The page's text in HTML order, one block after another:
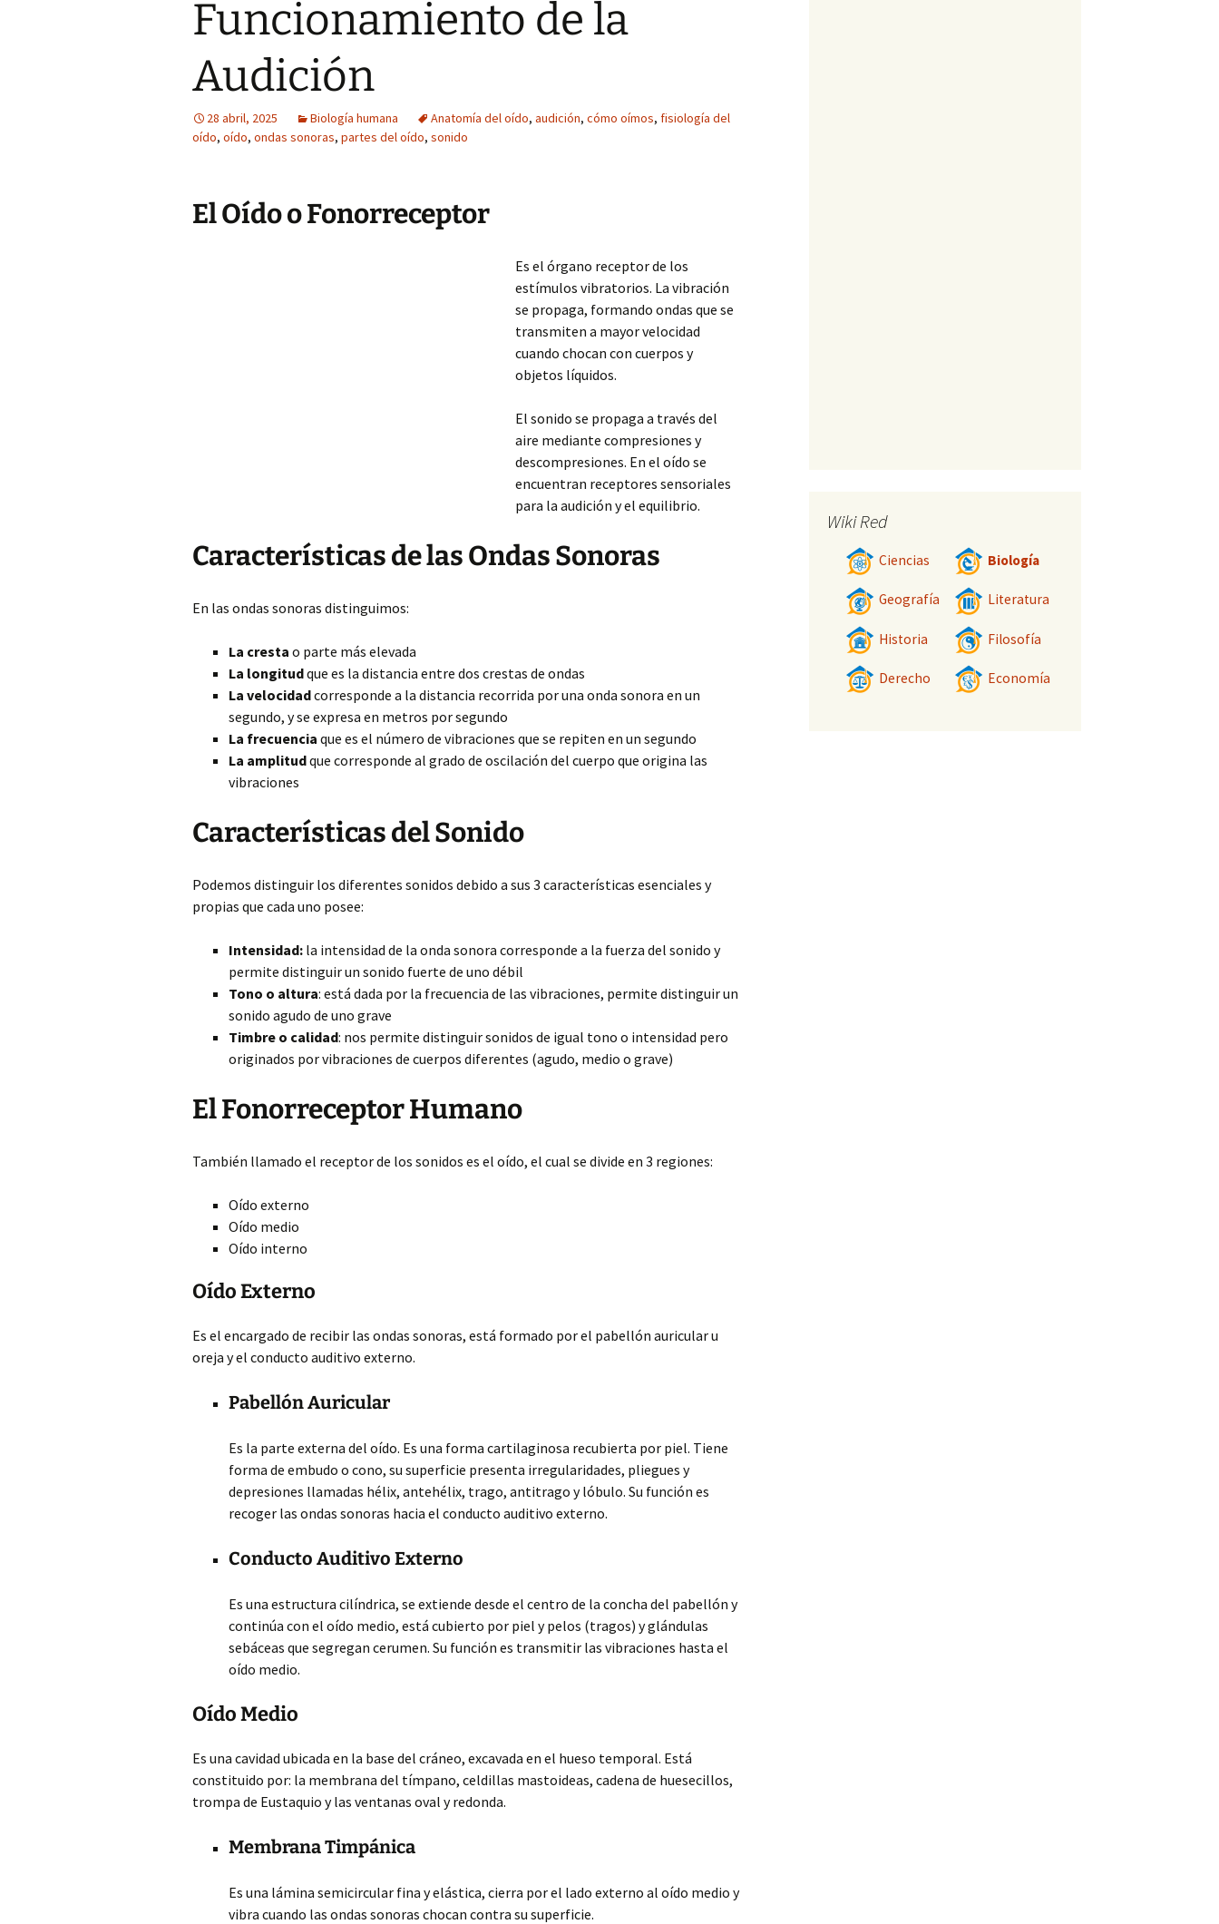
Funcionamiento de la
Audición
28 abril, 2025 Biología humana Anatomía del oído, audición, cómo oímos, fisiología del
oído, oído, ondas sonoras, partes del oído, sonido
El Oído o Fonorreceptor
Es el órgano receptor de los
estímulos vibratorios. La vibración
se propaga, formando ondas que se
transmiten a mayor velocidad
cuando chocan con cuerpos y
objetos líquidos.
El sonido se propaga a través del
aire mediante compresiones y
descompresiones. En el oído se
encuentran receptores sensoriales
para la audición y el equilibrio.
Características de las Ondas Sonoras
En las ondas sonoras distinguimos:
La cresta o parte más elevada
La longitudque es la distancia entre dos crestas de ondas
La velocidadcorresponde a la distancia recorrida por una onda sonora en un
segundo, y se expresa en metros por segundo
La frecuencia que es el número de vibraciones que se repiten en un segundo
La amplitudque corresponde al grado de oscilación del cuerpo que origina las
vibraciones
Características del Sonido
Podemos distinguir los diferentes sonidos debido a sus 3 características esenciales y
propias que cada uno posee:
Intensidad: la intensidad de la onda sonora corresponde a la fuerza del sonido y
permite distinguir un sonido fuerte de uno débil
Tono o altura: está dada por la frecuencia de las vibraciones, permite distinguir un
sonido agudo de uno grave
Timbre o calidad: nos permite distinguir sonidos de igual tono o intensidad pero
originados por vibraciones de cuerpos diferentes (agudo, medio o grave)
El Fonorreceptor Humano
También llamado el receptor de los sonidos es el oído, el cual se divide en 3 regiones:
Oído externo
Oído medio
Oído interno
Oído Externo
Es el encargado de recibir las ondas sonoras, está formado por el pabellón auricular u
oreja y el conducto auditivo externo.
Pabellón Auricular
Es la parte externa del oído. Es una forma cartilaginosa recubierta por piel. Tiene
forma de embudo o cono, su superficie presenta irregularidades, pliegues y
depresiones llamadas hélix, antehélix, trago, antitrago y lóbulo. Su función es
recoger las ondas sonoras hacia el conducto auditivo externo.
Conducto Auditivo Externo
Es una estructura cilíndrica, se extiende desde el centro de la concha del pabellón y
continúa con el oído medio, está cubierto por piel y pelos (tragos) y glándulas
sebáceas que segregan cerumen. Su función es transmitir las vibraciones hasta el
oído medio.
Oído Medio
Es una cavidad ubicada en la base del cráneo, excavada en el hueso temporal. Está
constituido por: la membrana del tímpano, celdillas mastoideas, cadena de huesecillos,
trompa de Eustaquio y las ventanas oval y redonda.
Membrana Timpánica
Es una lámina semicircular fina y elástica, cierra por el lado externo al oído medio y
vibra cuando las ondas sonoras chocan contra su superficie.
Wiki Red
Ciencias Biología
Geografía Literatura
Historia Filosofía
Derecho Economía